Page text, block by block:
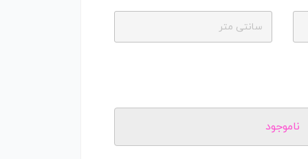
سانتی متر
ناموجود